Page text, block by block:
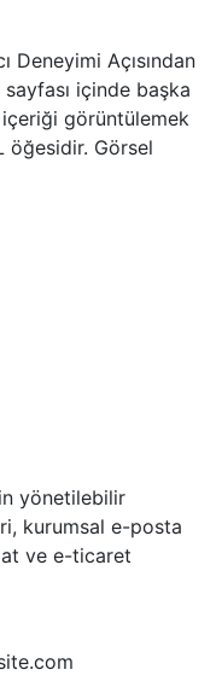
Deneyimi Açısından
içinde başka
içeriği görüntülemek
öğesidir. Görsel
yönetilebilir
kurumsal e-posta
ve e-ticaret